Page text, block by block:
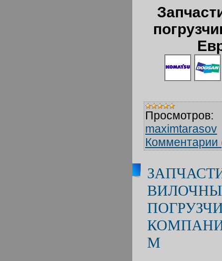
Просмотров:
maximtarasov
Комментарии
М